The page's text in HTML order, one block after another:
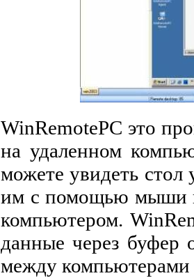
WinRemotePC это
на удаленном
можете увидеть стол
им с помощью мыши
компьютером.
данные через буфер
между компьютерами